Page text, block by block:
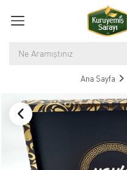
Ana Sayfa